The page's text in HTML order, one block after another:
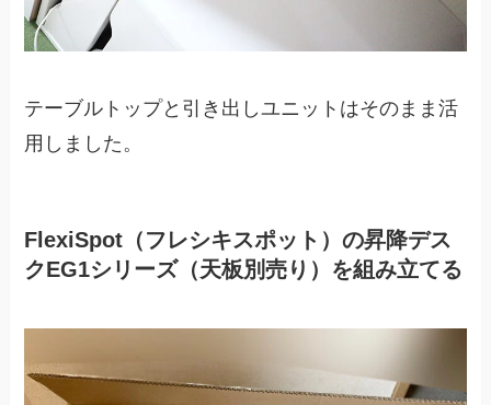
テーブルトップと引き出しユニットはそのまま活
用しました。
FlexiSpot（フレシキスポット）の昇降デス
クEG1シリーズ（天板別売り）を組み立てる